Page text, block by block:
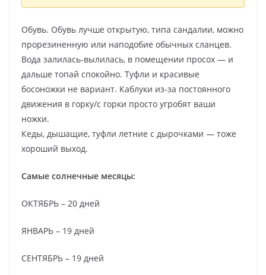
Обувь. Обувь лучше открытую, типа сандалии, можно
прорезиненную или наподобие обычных сланцев.
Вода залилась-вылилась, в помещении просох — и
дальше топай спокойно. Туфли и красивые
босоножки не вариант. Каблуки из-за постоянного
движения в горку/с горки просто угробят ваши
ножки.
Кеды, дышащие, туфли летние с дырочками — тоже
хороший выход.
Самые солнечные месяцы:
ОКТЯБРЬ – 20 дней
ЯНВАРЬ – 19 дней
СЕНТЯБРЬ – 19 дней